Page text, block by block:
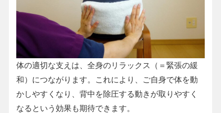
体の適切な支えは、全身のリラックス（＝緊張の緩
和）につながります。これにより、ご自身で体を動
かしやすくなり、背中を除圧する動きが取りやすく
なるという効果も期待できます。